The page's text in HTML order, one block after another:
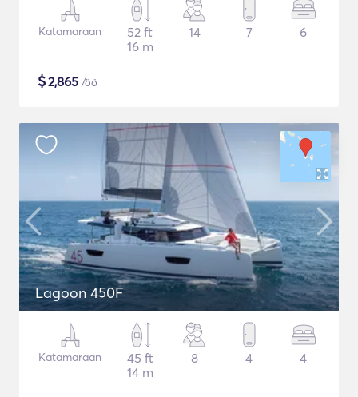
Katamaraan
52 ft
16 m
14 7 6
$2,865 /öö
Lagoon 450F
Katamaraan
45 ft
14 m
8 4 4